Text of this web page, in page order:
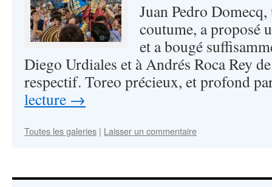
Juan Pedro Domecq,
coutume, a proposé
et a bougé
Diego Urdiales et à Andrés Roca Rey
respectif. Toreo précieux, et profond
lecture →
Toutes les galeries | Laisser un commentaire